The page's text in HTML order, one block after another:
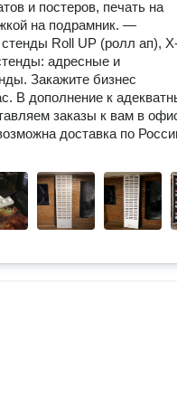
и постеров, печать на
на подрамник. —
Roll UP (ролл ап),
адресные и
Закажите бизнес
В дополнение к
заказы к вам в
доставка по